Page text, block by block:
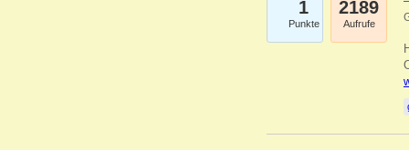
1
Punkte
2189
Aufrufe